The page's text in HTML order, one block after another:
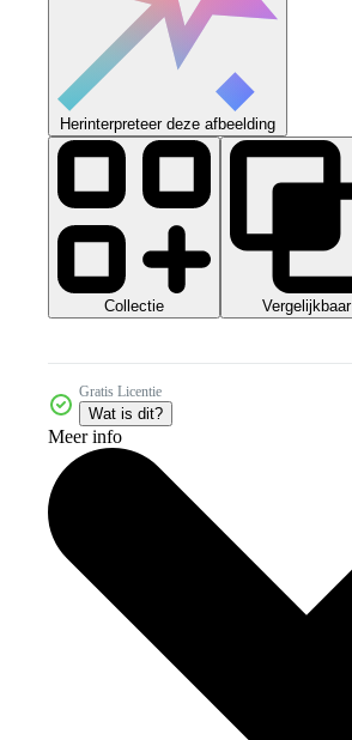
Herinterpreteer deze afbeelding
Collectie Vergelijkbaar
Gratis Licentie
Wat is dit?
Meer info